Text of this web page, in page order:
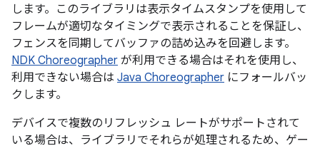
します。このライブラリは表示タイムスタンプを使用して
フレームが適切なタイミングで表示されることを保証し、
フェンスを同期してバッファの詰め込みを回避します。
NDK Choreographer が利用できる場合はそれを使用し、
利用できない場合は Java Choreographer にフォールバッ
クします。
デバイスで複数のリフレッシュ レートがサポートされて
いる場合は、ライブラリでそれらが処理されるため、ゲー